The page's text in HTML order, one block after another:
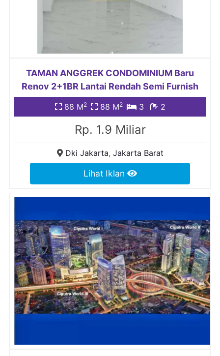
TAMAN ANGGREK CONDOMINIUM Baru
Renov 2+1BR Lantai Rendah Semi Furnish
88 M2 88 M2 3 2
Rp. 1.9 Miliar
Dki Jakarta, Jakarta Barat
Lihat Iklan